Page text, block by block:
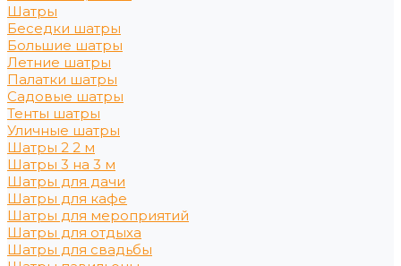
Шатры
Беседки шатры
Большие шатры
Летние шатры
Палатки шатры
Садовые шатры
Тенты шатры
Уличные шатры
Шатры 2 2 м
Шатры 3 на 3 м
Шатры для дачи
Шатры для кафе
Шатры для мероприятий
Шатры для отдыха
Шатры для свадьбы